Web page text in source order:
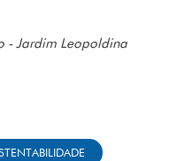
- Jardim Leopoldina